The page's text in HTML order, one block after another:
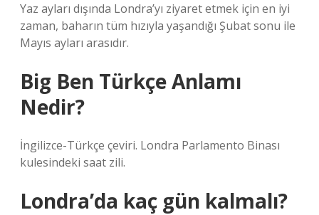
Yaz ayları dışında Londra’yı ziyaret etmek için en iyi
zaman, baharın tüm hızıyla yaşandığı Şubat sonu ile
Mayıs ayları arasıdır.
Big Ben Türkçe Anlamı
Nedir?
İngilizce-Türkçe çeviri. Londra Parlamento Binası
kulesindeki saat zili.
Londra’da kaç gün kalmalı?